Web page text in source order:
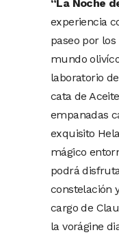
“La Noche
experiencia
paseo por
mundo
laboratorio
cata de
empanadas
exquisito
mágico
podrá
constelación
cargo de
la vorágine